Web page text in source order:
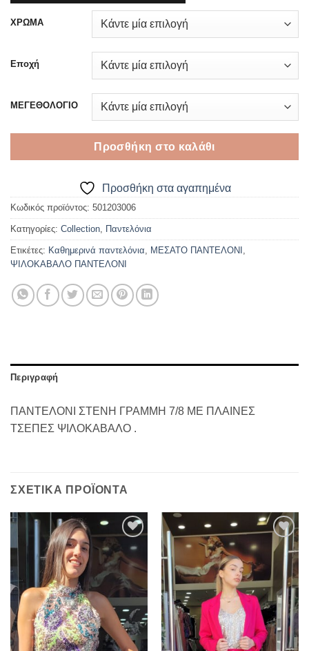
ΧΡΩΜΑ
Εποχή
ΜΕΓΕΘΟΛΟΓΙΟ
Προσθήκη στο καλάθι
Προσθήκη στα αγαπημένα
Κωδικός προϊόντος: 501203006
Κατηγορίες: Collection, Παντελόνια
Ετικέτες: Καθημερινά παντελόνια, ΜΕΣΑΤΟ ΠΑΝΤΕΛΟΝΙ ,
ΨΙΛΟΚΑΒΑΛΟ ΠΑΝΤΕΛΟΝΙ
Περιγραφή
ΠΑΝΤΕΛΟΝΙ ΣΤΕΝΗ ΓΡΑΜΜΗ 7/8 ΜΕ ΠΛΑΙΝΕΣ
ΤΣΕΠΕΣ ΨΙΛΟΚΑΒΑΛΟ .
ΣΧΕΤΙΚΆ ΠΡΟΪΌΝΤΑ
Προσθήκη
στα
αγαπημένα
Προσθήκη
αγαπημένα